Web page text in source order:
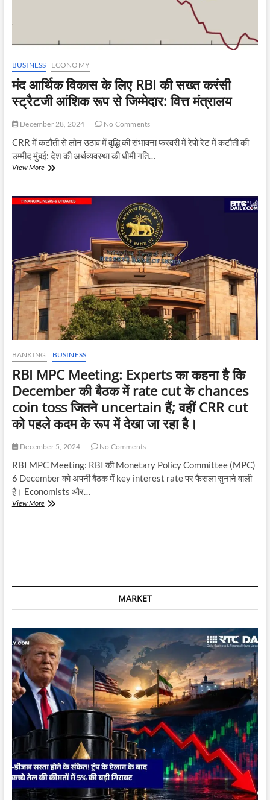
BUSINESS ECONOMY
मंद आर्थिक विकास के लिए RBI की सख्त करंसी
स्ट्रैटजी आंशिक रूप से जिम्मेदार: वित्त मंत्रालय
December 28, 2024 No Comments
CRR में कटौती से लोन उठाव में वृद्धि की संभावना फरवरी में रेपो रेट में कटौती की
उम्मीद मुंबई: देश की अर्थव्यवस्था की धीमी गति…
View Moreमंद
के
करंसी
स्ट्रैटजी
आंशिक
रूप
से
जिम्मेदार:
वित्त
मंत्रालय
BANKING BUSINESS
RBI MPC Meeting: Experts का कहना है कि
December की बैठक में rate cut के chances
coin toss जितने uncertain हैं; वहीं CRR cut
को पहले कदम के रूप में देखा जा रहा है।
December 5, 2024 No Comments
RBI MPC Meeting: RBI की Monetary Policy Committee (MPC)
6 December को अपनी बैठक में key interest rate पर फैसला सुनाने वाली
है। Economists और…
View MoreRBI
December
बैठक
rate
cut
के
chances
coin
toss
जितने
uncertain
हैं;
वहीं
CRR
को
पहले
के
MARKET